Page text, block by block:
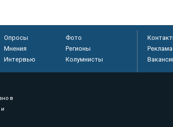
Опросы
Фото
Мнения
Регионы
Интервью Колумнисты
Реклама
в